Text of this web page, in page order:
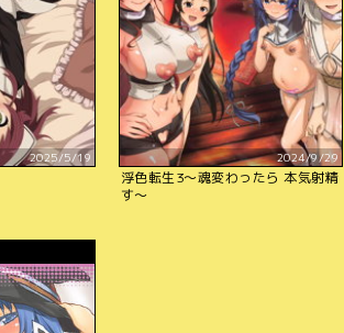
2025/5/19 2024/9/29
浮色転生3～魂変わったら 本気射精
す～